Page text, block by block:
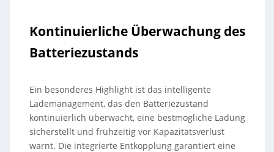
Kontinuierliche Überwachung des
Batteriezustands
Ein besonderes Highlight ist das intelligente
Lademanagement, das den Batteriezustand
kontinuierlich überwacht, eine bestmögliche Ladung
sicherstellt und frühzeitig vor Kapazitätsverlust
warnt. Die integrierte Entkopplung garantiert eine